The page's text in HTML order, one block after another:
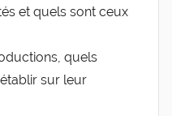
et quels sont ceux
quels
sur leur